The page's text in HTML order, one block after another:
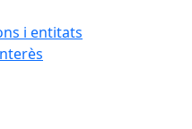
i entitats